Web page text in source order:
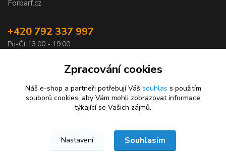
Forbarf.cz
+420 792 337 997
Po-Čt 13:00 - 19:00
objednavky@forbarf.cz
Forbarf.cz © 2026
Zpracování cookies
Náš e-shop a partneři potřebují Váš souhlas s použitím
souborů cookies, aby Vám mohli zobrazovat informace
týkající se Vašich zájmů.
Nastavení Souhlasím